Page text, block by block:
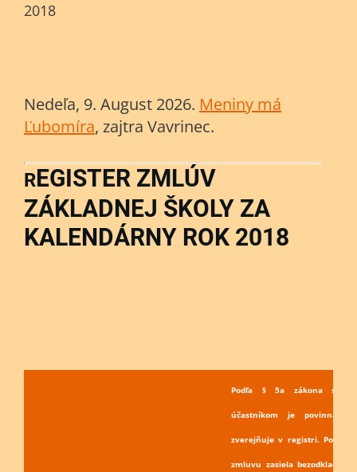
2018
Nedeľa, 9. August 2026. Meniny má
Ľubomíra, zajtra Vavrinec.
REGISTER ZMLÚV
ZÁKLADNEJ ŠKOLY ZA
KALENDÁRNY ROK 2018
Podľa § 5a zákona sa
účastníkom je povinná
zverejňuje v registri.
zmluvu zasiela bezodkladne